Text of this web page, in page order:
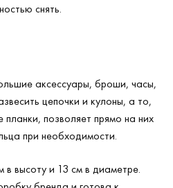
снять.
аксессуары, броши, часы,
цепочки и кулоны, а то,
планки, позволяет прямо на них
при необходимости.
высоту и 13 см в диаметре.